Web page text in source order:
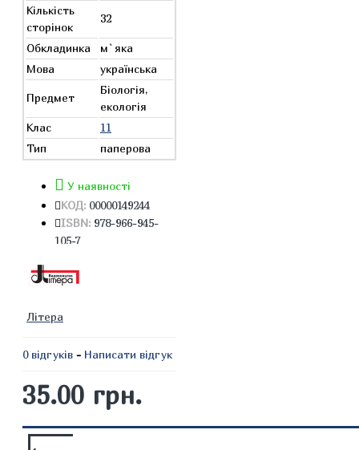
Кількість
сторінок
32
Обкладинка
м`яка
Мова
українська
Предмет
Біологія,
екологія
Клас
11
Тип
паперова
У наявності
КОД: 00000149244
ISBN: 978-966-945-
105-7
Літера
0 відгуків - Написати відгук
35.00 грн.